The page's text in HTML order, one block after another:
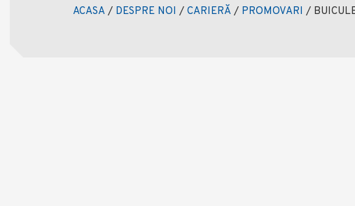
ACASA / DESPRE NOI /CARIERĂ / PROMOVARI /